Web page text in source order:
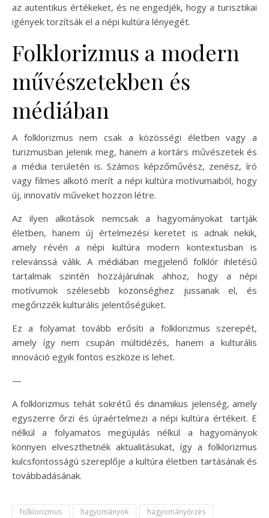
az autentikus értékeket, és ne engedjék, hogy a turisztikai
igények torzítsák el a népi kultúra lényegét.
Folklorizmus a modern
művészetekben és
médiában
A folklorizmus nem csak a közösségi életben vagy a
turizmusban jelenik meg, hanem a kortárs művészetek és
a média területén is. Számos képzőművész, zenész, író
vagy filmes alkotó merít a népi kultúra motívumaiból, hogy
új, innovatív műveket hozzon létre.
Az ilyen alkotások nemcsak a hagyományokat tartják
életben, hanem új értelmezési keretet is adnak nekik,
amely révén a népi kultúra modern kontextusban is
relevánssá válik. A médiában megjelenő folklór ihletésű
tartalmak szintén hozzájárulnak ahhoz, hogy a népi
motívumok szélesebb közönséghez jussanak el, és
megőrizzék kulturális jelentőségüket.
Ez a folyamat tovább erősíti a folklorizmus szerepét,
amely így nem csupán múltidézés, hanem a kulturális
innováció egyik fontos eszköze is lehet.
—
A folklorizmus tehát sokrétű és dinamikus jelenség, amely
egyszerre őrzi és újraértelmezi a népi kultúra értékeit. E
nélkül a folyamatos megújulás nélkül a hagyományok
könnyen elveszthetnék aktualitásukat, így a folklorizmus
kulcsfontosságú szereplője a kultúra életben tartásának és
továbbadásának.
folklorizmus hagyományok hagyományőrzés